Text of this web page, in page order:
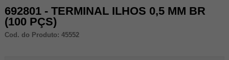
692801 - TERMINAL ILHOS 0,5 MM BR
(100 PÇS)
Cod. do Produto: 45552